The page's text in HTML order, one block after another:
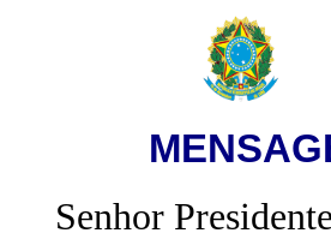
Senhor